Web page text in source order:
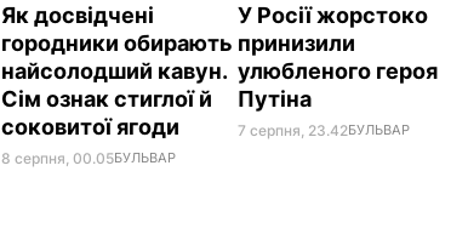
Як досвідчені
городники обирають
найсолодший кавун.
Сім ознак стиглої й
соковитої ягоди
8 серпня, 00.05БУЛЬВАР
У Росії жорстоко
принизили
улюбленого героя
Путіна
7 серпня, 23.42БУЛЬВАР